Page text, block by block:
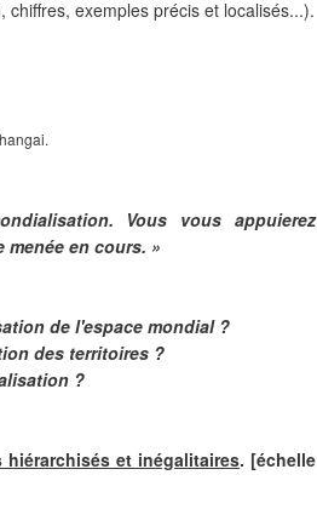
exemples précis et localisés...).
Vous vous appuierez
en cours. »
de l'espace mondial ?
des territoires ?
?
et inégalitaires. [échelle